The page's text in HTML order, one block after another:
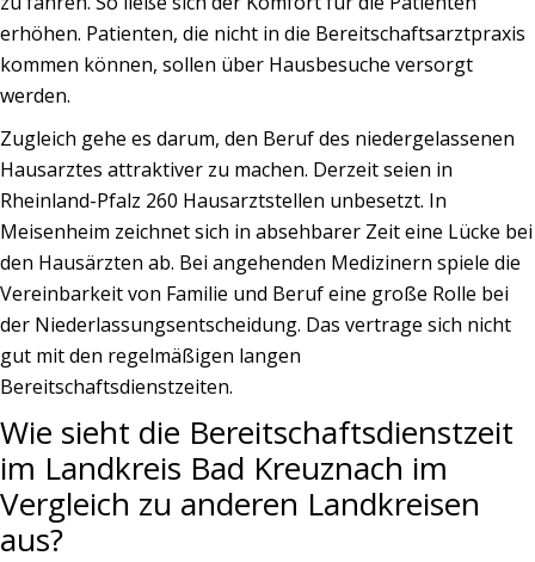
erhöhen. Patienten, die nicht in die Bereitschaftsarztpraxis
kommen können, sollen über Hausbesuche versorgt
werden.
Zugleich gehe es darum, den Beruf des niedergelassenen
Hausarztes attraktiver zu machen. Derzeit seien in
Rheinland-Pfalz 260 Hausarztstellen unbesetzt. In
Meisenheim zeichnet sich in absehbarer Zeit eine Lücke bei
den Hausärzten ab. Bei angehenden Medizinern spiele die
Vereinbarkeit von Familie und Beruf eine große Rolle bei
der Niederlassungsentscheidung. Das vertrage sich nicht
gut mit den regelmäßigen langen
Bereitschaftsdienstzeiten.
Wie sieht die Bereitschaftsdienstzeit
im Landkreis Bad Kreuznach im
Vergleich zu anderen Landkreisen
aus?